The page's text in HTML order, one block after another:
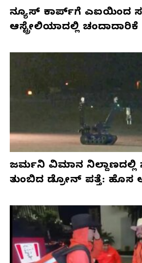
ನ್ಯೂಸ್ ಕಾರ್ಪ್‌ಗೆ ಎಐಯಿಂದ
ಆಸ್ಟ್ರೇಲಿಯಾದಲ್ಲಿ ಚಂದಾದಾರಿಕೆ
ಜರ್ಮನಿ ವಿಮಾನ ನಿಲ್ದಾಣದಲ್ಲಿ
ತುಂಬಿದ ಡ್ರೋನ್ ಪತ್ತೆ: ಹೊಸ